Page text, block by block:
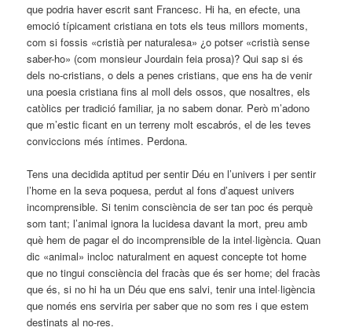
que podria haver escrit sant Francesc. Hi ha, en efecte, una
emoció típicament cristiana en tots els teus millors moments,
com si fossis «cristià per naturalesa» ¿o potser «cristià sense
saber-ho» (com monsieur Jourdain feia prosa)? Qui sap si és
dels no-cristians, o dels a penes cristians, que ens ha de venir
una poesia cristiana fins al moll dels ossos, que nosaltres, els
catòlics per tradició familiar, ja no sabem donar. Però m’adono
que m’estic ficant en un terreny molt escabrós, el de les teves
conviccions més íntimes. Perdona.
Tens una decidida aptitud per sentir Déu en l’univers i per sentir
l’home en la seva poquesa, perdut al fons d’aquest univers
incomprensible. Si tenim consciència de ser tan poc és perquè
som tant; l’animal ignora la lucidesa davant la mort, preu amb
què hem de pagar el do incomprensible de la intel·ligència. Quan
dic «animal» incloc naturalment en aquest concepte tot home
que no tingui consciència del fracàs que és ser home; del fracàs
que és, si no hi ha un Déu que ens salvi, tenir una intel·ligència
que només ens serviria per saber que no som res i que estem
destinats al no-res.